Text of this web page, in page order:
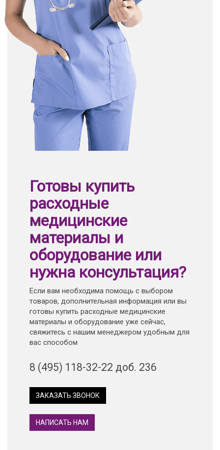
Готовы купить
расходные
медицинские
материалы и
оборудование или
нужна консультация?
Если вам необходима помощь с выбором
товаров, дополнительная информация или вы
готовы купить расходные медицинские
материалы и оборудование уже сейчас,
свяжитесь с нашим менеджером удобным для
вас способом
8 (495) 118-32-22 доб. 236
ЗАКАЗАТЬ ЗВОНОК
НАПИСАТЬ НАМ